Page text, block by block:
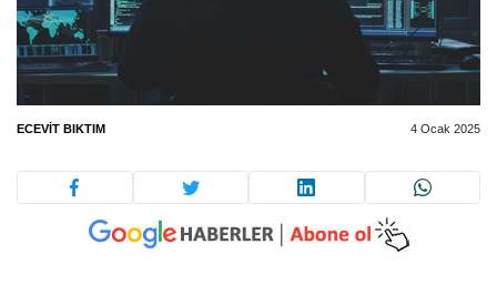
ECEVIT BIKTIM 4 Ocak 2025